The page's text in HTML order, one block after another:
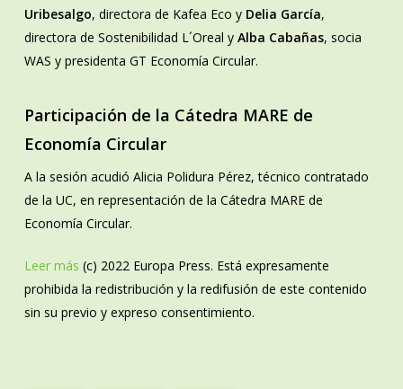
Uribesalgo, directora de Kafea Eco y Delia García,
directora de Sostenibilidad L´Oreal y Alba Cabañas, socia
WAS y presidenta GT Economía Circular.
Participación de la Cátedra MARE de
Economía Circular
A la sesión acudió Alicia Polidura Pérez, técnico contratado
de la UC, en representación de la Cátedra MARE de
Economía Circular.
Leer más (c) 2022 Europa Press. Está expresamente
prohibida la redistribución y la redifusión de este contenido
sin su previo y expreso consentimiento.